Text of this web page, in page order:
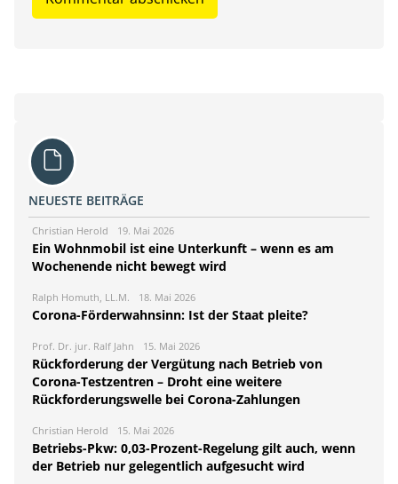
NEUESTE BEITRÄGE
Christian Herold 19. Mai 2026
Ein Wohnmobil ist eine Unterkunft – wenn es am
Wochenende nicht bewegt wird
Ralph Homuth, LL.M. 18. Mai 2026
Corona-Förderwahnsinn: Ist der Staat pleite?
Prof. Dr. jur. Ralf Jahn 15. Mai 2026
Rückforderung der Vergütung nach Betrieb von
Corona-Testzentren – Droht eine weitere
Rückforderungswelle bei Corona-Zahlungen
Christian Herold 15. Mai 2026
Betriebs-Pkw: 0,03-Prozent-Regelung gilt auch, wenn
der Betrieb nur gelegentlich aufgesucht wird